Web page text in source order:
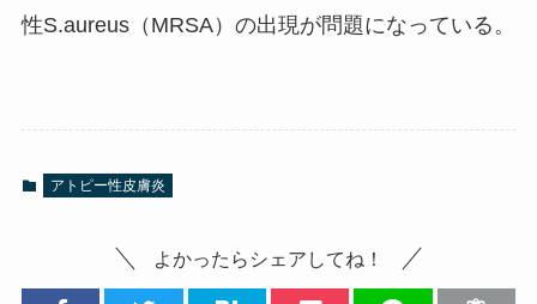
性S.aureus（MRSA）の出現が問題になっている。
アトピー性皮膚炎
よかったらシェアしてね！